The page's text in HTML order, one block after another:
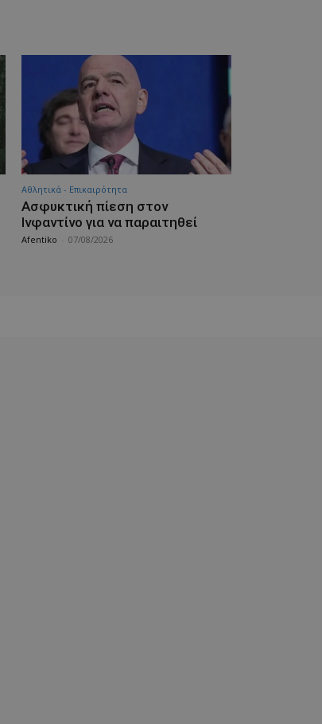
Αθλητικά - Επικαιρότητα
Ασφυκτική πίεση στον
Ινφαντίνο για να παραιτηθεί
Afentiko 07/08/2026